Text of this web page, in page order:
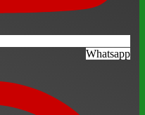
Whatsapp